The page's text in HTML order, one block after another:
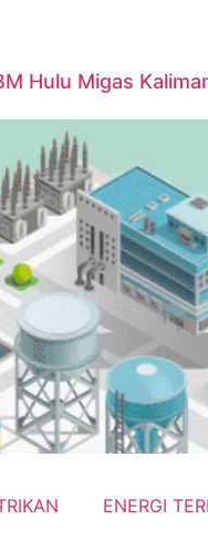
Hulu Migas
ENERGI